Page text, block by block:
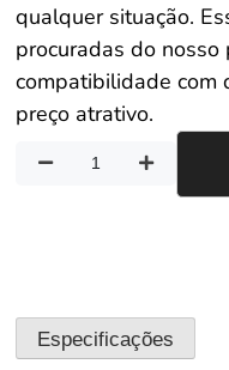
qualquer situação.
procuradas do
compatibilidade com
preço atrativo.
Especificações